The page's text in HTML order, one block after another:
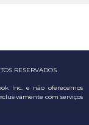
RESERVADOS
Inc. e não oferecemos
com serviços